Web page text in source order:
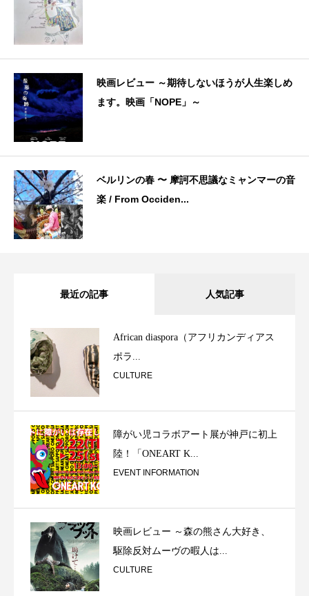
映画レビュー ～期待しないほうが人生楽しめ
ます。映画「NOPE」～
ベルリンの春 〜 摩訶不思議なミャンマーの音
楽 / From Occiden...
最近の記事 人気記事
African diaspora（アフリカンディアス
ポラ...
CULTURE
障がい児コラボアート展が神戸に初上
陸！「ONEART K...
EVENT INFORMATION
映画レビュー ～森の熊さん大好き、
駆除反対ムーヴの暇人は...
CULTURE